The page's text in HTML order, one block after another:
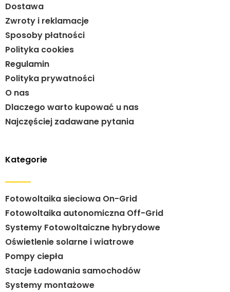
Dostawa
Zwroty i reklamacje
Sposoby płatności
Polityka cookies
Regulamin
Polityka prywatności
O nas
Dlaczego warto kupować u nas
Najczęściej zadawane pytania
Kategorie
Fotowoltaika sieciowa On-Grid
Fotowoltaika autonomiczna Off-Grid
Systemy Fotowoltaiczne hybrydowe
Oświetlenie solarne i wiatrowe
Pompy ciepła
Stacje Ładowania samochodów
Systemy montażowe